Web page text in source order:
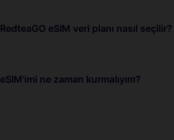
RedteaGO eSIM veri planı nasıl seçilir?
eSIM'imi ne zaman kurmalıyım?